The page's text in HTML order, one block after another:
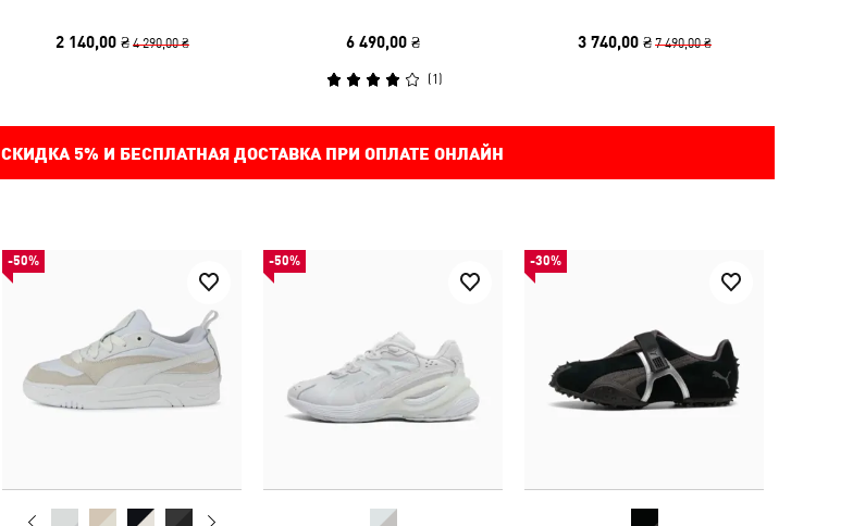
2 140,00 ₴ 4 290,00 ₴ 6 490,00 ₴
(1 )
3 740,00 ₴ 7 490,00 ₴
СКИДКА 5% И БЕСПЛАТНАЯ ДОСТАВКА ПРИ ОПЛАТЕ ОНЛАЙН
-50% -50% -30%